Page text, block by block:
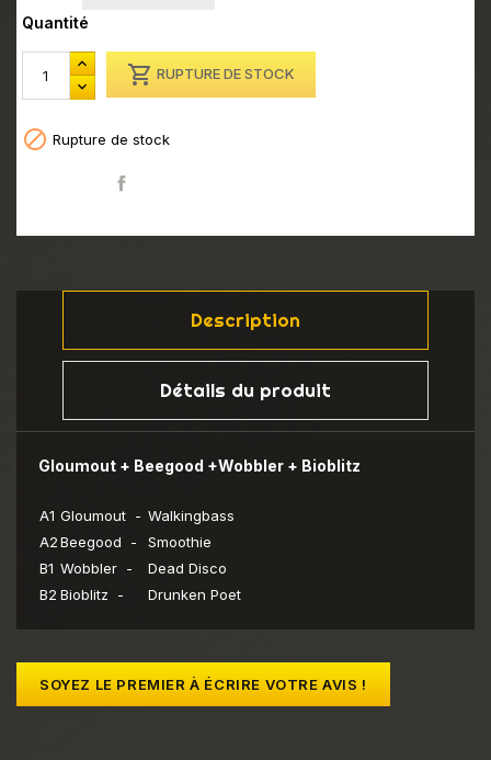
Quantité
 RUPTURE DE STOCK
 Rupture de stock
Description
Détails du produit
Gloumout + Beegood +Wobbler + Bioblitz
A1 Gloumout - Walkingbass
A2Beegood -
Smoothie
B1 Wobbler -
Dead Disco
B2 Bioblitz - Drunken Poet
SOYEZ LE PREMIER À ÉCRIRE VOTRE AVIS !